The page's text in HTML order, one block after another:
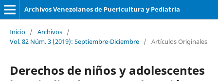
Archivos Venezolanos de Puericultura y Pediatría
Inicio / Archivos /
Vol. 82 Núm. 3 (2019): Septiembre-Diciembre / Artículos Originales
Derechos de niños y adolescentes